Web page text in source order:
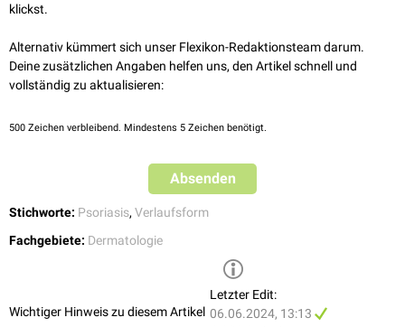
klickst.
Alternativ kümmert sich unser Flexikon-Redaktionsteam darum.
Deine zusätzlichen Angaben helfen uns, den Artikel schnell und
vollständig zu aktualisieren:
500 Zeichen verbleibend. Mindestens 5 Zeichen benötigt.
Absenden
Stichworte: Psoriasis, Verlaufsform
Fachgebiete: Dermatologie
Wichtiger Hinweis zu diesem Artikel
Letzter Edit:
06.06.2024, 13:13